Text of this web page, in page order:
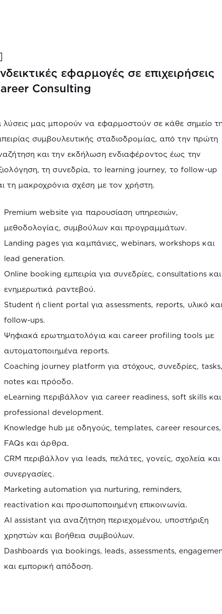
εφαρμογές σε επιχειρήσεις
Consulting
λύσεις μας μπορούν να εφαρμοστούν σε κάθε σημείο
συμβουλευτικής σταδιοδρομίας, από την πρώτη
και την εκδήλωση ενδιαφέροντος έως την
τη συνεδρία, το learning journey, το follow-up
τη μακροχρόνια σχέση με τον χρήστη.
Premium website για παρουσίαση υπηρεσιών,
μεθοδολογίας, συμβούλων και προγραμμάτων.
Landing pages για καμπάνιες, webinars, workshops και
lead generation.
Online booking εμπειρία για συνεδρίες, consultations και
ενημερωτικά ραντεβού.
Student ή client portal για assessments, reports, υλικό
follow-ups.
Ψηφιακά ερωτηματολόγια και career profiling tools με
αυτοματοποιημένα reports.
Coaching journey platform για στόχους, συνεδρίες,
notes και πρόοδο.
eLearning περιβάλλον για career readiness, soft skills και
professional development.
Knowledge hub με οδηγούς, templates, career resources,
FAQs και άρθρα.
CRM περιβάλλον για leads, πελάτες, γονείς, σχολεία και
συνεργασίες.
Marketing automation για nurturing, reminders,
reactivation και προσωποποιημένη επικοινωνία.
AI assistant για αναζήτηση περιεχομένου, υποστήριξη
χρηστών και βοήθεια συμβούλων.
Dashboards για bookings, leads, assessments,
και εμπορική απόδοση.